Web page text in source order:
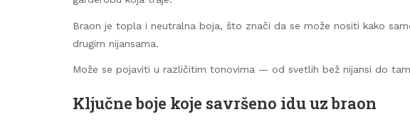
Braon je topla i neutralna boja, što znači da se može nositi kako
drugim nijansama.
Može se pojaviti u različitim tonovima — od svetlih bež nijansi do
Ključne boje koje savršeno idu uz braon